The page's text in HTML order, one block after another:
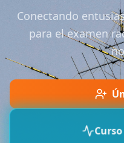
Conectando
para el examen
Curso